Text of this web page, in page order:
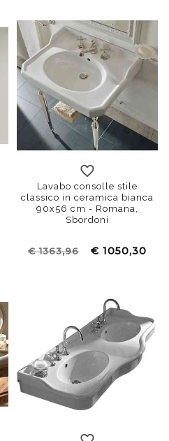
Lavabo consolle stile
classico in ceramica bianca
90x56 cm - Romana,
Sbordoni
€ 1363,96 € 1050,30